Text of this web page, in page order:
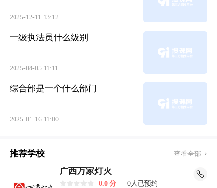
2025-12-11 13:12
一级执法员什么级别
2025-08-05 11:11
综合部是一个什么部门
2025-01-16 11:00
推荐学校 查看全部
广西万家灯火
0.0 分 0人已预约